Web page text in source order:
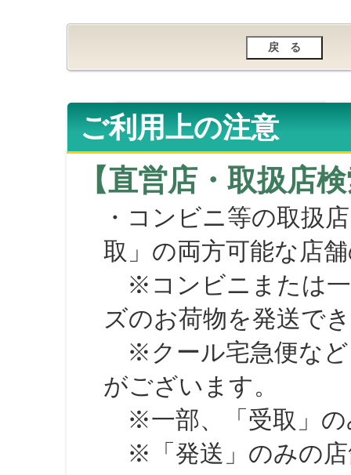
ご利用上の注意
【直営店・取扱店
・コンビニ等の取扱
取」の両方可能な店
※コンビニまたは一
ズのお荷物を発送で
※クール宅急便など
がございます。
※一部、「受取」の
※「発送」のみの店